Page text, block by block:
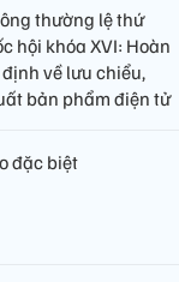
thường lệ thứ
hội khóa XVI: Hoàn
về lưu chiểu,
bản phẩm điện tử
đặc biệt